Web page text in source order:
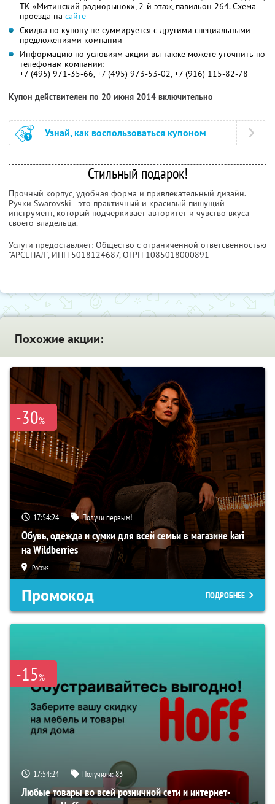
ТК «Митинский радиорынок», 2-й этаж, павильон 264. Схема
проезда на сайте
Скидка по купону не суммируется с другими специальными
предложениями компании
Информацию по условиям акции вы также можете уточнить по
телефонам компании:
+7 (495) 971-35-66, +7 (495) 973-53-02, +7 (916) 115-82-78
Купон действителен по 20 июня 2014 включительно
Узнай, как воспользоваться купоном
Стильный подарок!
Прочный корпус, удобная форма и привлекательный дизайн.
Ручки Swarovski - это практичный и красивый пишущий
инструмент, который подчеркивает авторитет и чувство вкуса
своего владельца.
Услуги предоставляет: Общество с ограниченной ответсвенностью
"АРСЕНАЛ", ИНН 5018124687, ОГРН 1085018000891
Похожие акции:
-30%
17:54:23 Получи первым!
Обувь, одежда и сумки для всей семьи в магазине kari
на Wildberries
Россия
Промокод ПОДРОБНЕЕ
-15%
17:54:23 Получили:83
Любые товары во всей розничной сети и интернет-